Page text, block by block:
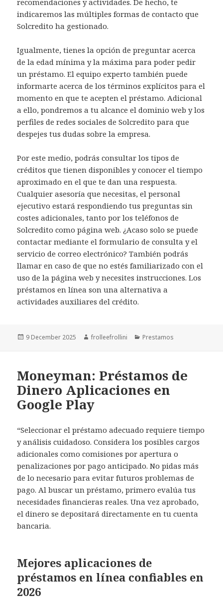
indicaremos las múltiples formas de contacto que
Solcredito ha gestionado.
Igualmente, tienes la opción de preguntar acerca
de la edad mínima y la máxima para poder pedir
un préstamo. El equipo experto también puede
informarte acerca de los términos explícitos para el
momento en que te acepten el préstamo. Adicional
a ello, pondremos a tu alcance el dominio web y los
perfiles de redes sociales de Solcredito para que
despejes tus dudas sobre la empresa.
Por este medio, podrás consultar los tipos de
créditos que tienen disponibles y conocer el tiempo
aproximado en el que te dan una respuesta.
Cualquier asesoría que necesitas, el personal
ejecutivo estará respondiendo tus preguntas sin
costes adicionales, tanto por los teléfonos de
Solcredito como página web. ¿Acaso solo se puede
contactar mediante el formulario de consulta y el
servicio de correo electrónico? También podrás
llamar en caso de que no estés familiarizado con el
uso de la página web y necesites instrucciones. Los
préstamos en línea son una alternativa a
actividades auxiliares del crédito.
Posted
9 December 2025 Author
frolleefrollini Categories
Prestamos
Moneyman: Préstamos de
Dinero Aplicaciones en
Google Play
“Seleccionar el préstamo adecuado requiere tiempo
y análisis cuidadoso. Considera los posibles cargos
adicionales como comisiones por apertura o
penalizaciones por pago anticipado. No pidas más
de lo necesario para evitar futuros problemas de
pago. Al buscar un préstamo, primero evalúa tus
necesidades financieras reales. Una vez aprobado,
el dinero se depositará directamente en tu cuenta
bancaria.
Mejores aplicaciones de
préstamos en línea confiables en
2026